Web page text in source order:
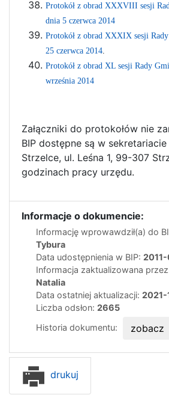
Protokół z obrad XXXVIII sesji
dnia 5 czerwca 2014
Protokół z obrad XXXIX sesji
25 czerwca 2014
Protokół z obrad XL sesji Rady
września 2014
Załączniki do protokołów nie
BIP dostępne są w
Strzelce, ul. Leśna 1, 99-307
godzinach pracy urzędu.
Informacje o dokumencie:
Informację wprowawdził(a) do
Tybura
Data udostępnienia w BIP: 2011-
Informacja zaktualizowana
Natalia
Data ostatniej aktualizacji: 2021-
Liczba odsłon: 2665
Historia dokumentu:
zobacz
drukuj